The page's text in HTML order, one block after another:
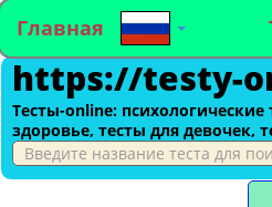
Главная
https://testy-
Тесты-оnline:
здоровье, тесты для девочек,